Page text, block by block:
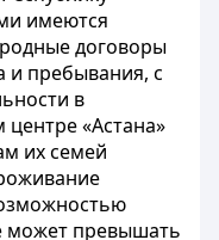
имеются
договоры
и пребывания, с
в
«Астана»
их семей
может превышать